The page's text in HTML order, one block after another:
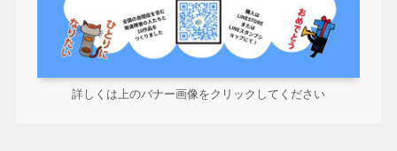
詳しくは上のバナー画像をクリックしてください